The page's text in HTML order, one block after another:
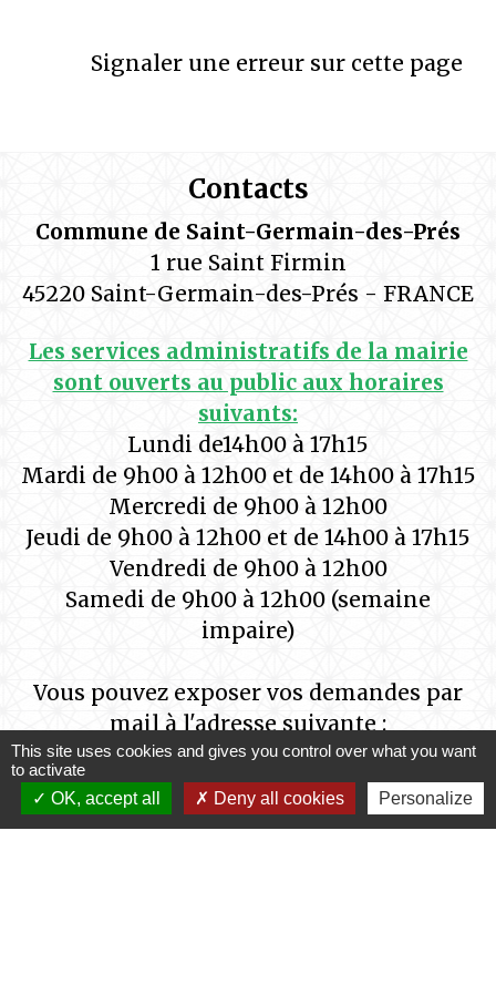
Signaler une erreur sur cette page
Contacts
Commune de Saint-Germain-des-Prés
1 rue Saint Firmin
45220 Saint-Germain-des-Prés - FRANCE
Les services administratifs de la mairie
sont ouverts au public aux horaires
suivants:
Lundi de14h00 à 17h15
Mardi de 9h00 à 12h00 et de 14h00 à 17h15
Mercredi de 9h00 à 12h00
Jeudi de 9h00 à 12h00 et de 14h00 à 17h15
Vendredi de 9h00 à 12h00
Samedi de 9h00 à 12h00 (semaine
impaire)
Vous pouvez exposer vos demandes par
mail à l'adresse suivante :
secretariat@saint-germain-des-pres-
loiret.fr
ou
This site uses cookies and gives you control over what you want
to activate
OK, accept all
Deny all cookies Personalize